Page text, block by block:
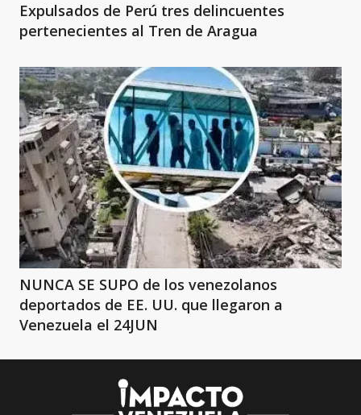
Expulsados de Perú tres delincuentes
pertenecientes al Tren de Aragua
NUNCA SE SUPO de los venezolanos
deportados de EE. UU. que llegaron a
Venezuela el 24JUN